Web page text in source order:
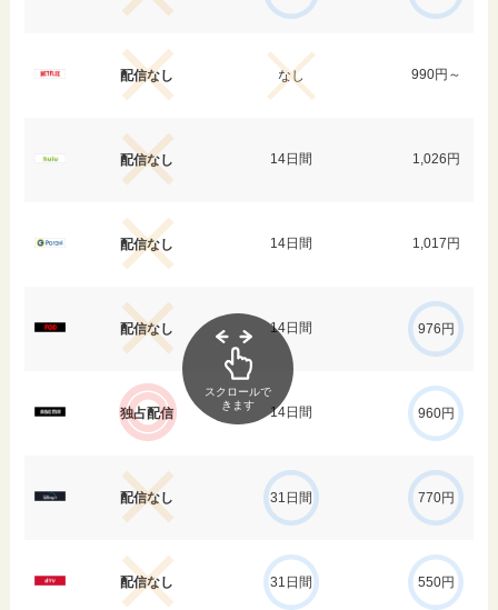
配信なし なし 990円～
配信なし 14日間 1,026円
配信なし 14日間 1,017円
配信なし 14日間 976円
独占配信 14日間 960円
配信なし 31日間 770円
配信なし 31日間 550円
スクロールで
きます